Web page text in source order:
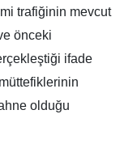
trafiğinin mevcut
önceki
ifade
olduğu